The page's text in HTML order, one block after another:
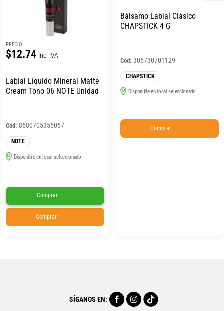
PRECIO
$12.74 Inc. IVA
Labial Líquido Mineral Matte
Cream Tono 06 NOTE Unidad
Cod: 8680705355067
NOTE
Disponible en local seleccionado
Comprar
Comprar
Bálsamo Labial Clásico
CHAPSTICK 4 G
Cod: 305730701129
CHAPSTICK
Disponible en local seleccionado
Comprar
SÍGANOS EN: